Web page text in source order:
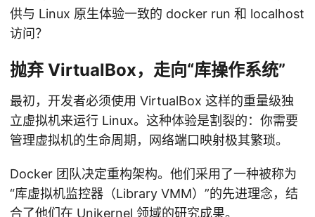
供与 Linux 原生体验一致的 docker run 和 localhost
访问？
抛弃 VirtualBox，走向“库操作系统”
最初，开发者必须使用 VirtualBox 这样的重量级独
立虚拟机来运行 Linux。这种体验是割裂的：你需要
管理虚拟机的生命周期，网络端口映射极其繁琐。
Docker 团队决定重构架构。他们采用了一种被称为
“库虚拟机监控器（Library VMM）”的先进理念，结
合了他们在 Unikernel 领域的研究成果。